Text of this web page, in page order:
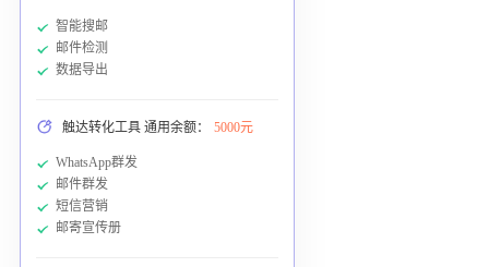
智能搜邮
邮件检测
数据导出
触达转化工具 通用余额： 5000元
WhatsApp群发
邮件群发
短信营销
邮寄宣传册